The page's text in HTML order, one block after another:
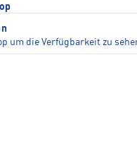
um die Verfügbarkeit zu